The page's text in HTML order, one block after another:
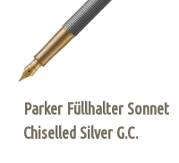
Parker Füllhalter Sonnet
Chiselled Silver G.C.